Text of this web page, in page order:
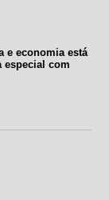
e economia está
especial com